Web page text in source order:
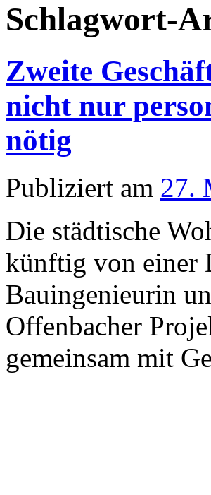
Schlagwort-
Zweite
nicht nur
nötig
Publiziert am 27.
Die städtische
künftig von einer
Bauingenieurin
Offenbacher
gemeinsam mit